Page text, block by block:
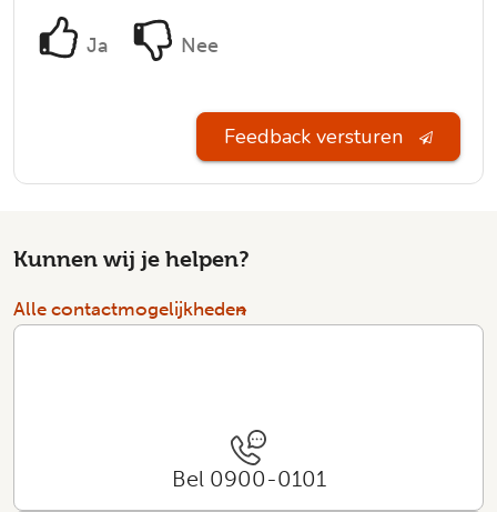
Ja Nee
Feedback versturen
Kunnen wij je helpen?
Alle contactmogelijkheden
Bel 0900-0101